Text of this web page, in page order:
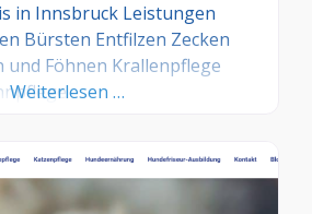
in Innsbruck Leistungen
Bürsten Entfilzen Zecken
Föhnen Krallenpflege
Weiterlesen …